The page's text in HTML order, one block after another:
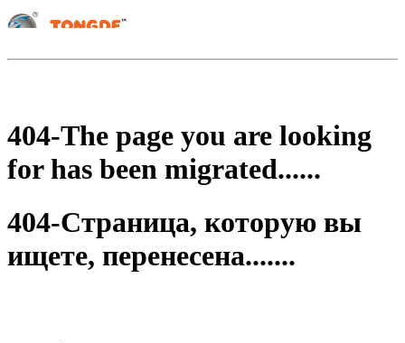
404-The page you are looking
for has been migrated......
404-Страница, которую вы
ищете, перенесена.......